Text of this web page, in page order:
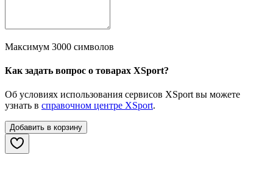
Максимум 3000 символов
Как задать вопрос о товарах XSport?
Об условиях использования сервисов XSport вы можете
узнать в справочном центре XSport.
Добавить в корзину